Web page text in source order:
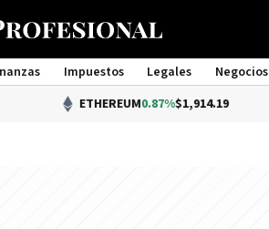
Impuestos Legales Negocios
Management
ETHEREUM 0.87%$1,914.19